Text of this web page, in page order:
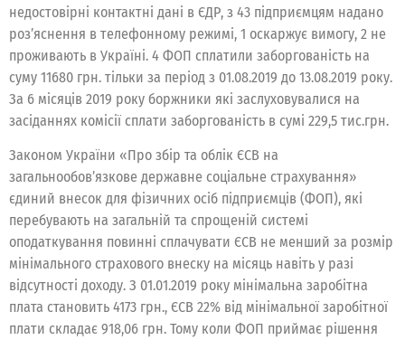
недостовірні контактні дані в ЄДР, з 43 підприємцям надано
роз’яснення в телефонному режимі, 1 оскаржує вимогу, 2 не
проживають в Україні. 4 ФОП сплатили заборгованість на
суму 11680 грн. тільки за період з 01.08.2019 до 13.08.2019 року.
За 6 місяців 2019 року боржники які заслуховувалися на
засіданнях комісії сплати заборгованість в сумі 229,5 тис.грн.
Законом України «Про збір та облік ЄСВ на
загальнообов’язкове державне соціальне страхування»
єдиний внесок для фізичних осіб підприємців (ФОП), які
перебувають на загальній та спрощеній системі
оподаткування повинні сплачувати ЄСВ не менший за розмір
мінімального страхового внеску на місяць навіть у разі
відсутності доходу. З 01.01.2019 року мінімальна заробітна
плата становить 4173 грн., ЄСВ 22% від мінімальної заробітної
плати складає 918,06 грн. Тому коли ФОП приймає рішення